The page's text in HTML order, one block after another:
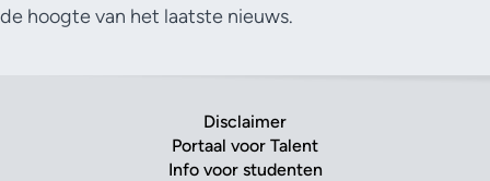
de hoogte van het laatste nieuws.
Disclaimer
Portaal voor Talent
Info voor studenten